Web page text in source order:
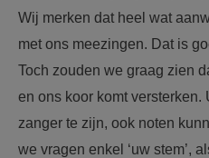
Wij merken dat heel wat
met ons meezingen. Dat is
Toch zouden we graag zien
en ons koor komt versterken.
zanger te zijn, ook noten
we vragen enkel ‘uw stem’,